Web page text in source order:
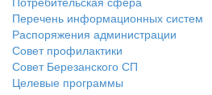
Перечень информационных систем
Распоряжения администрации
Совет профилактики
Совет Березанского СП
Целевые программы